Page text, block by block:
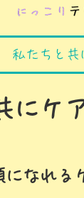
私たちと共
にケ
になれる